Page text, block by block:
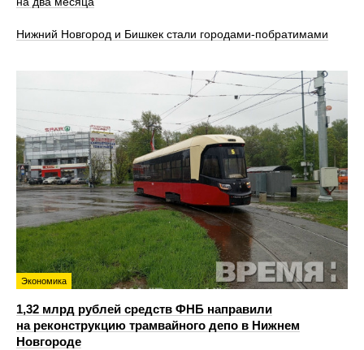
Нижний Новгород и Бишкек стали городами-побратимами
Экономика
1,32 млрд рублей средств ФНБ направили
на реконструкцию трамвайного депо в Нижнем
Новгороде